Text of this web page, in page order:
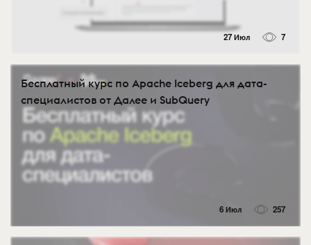
27 Июл 7
Бесплатный курс по Apache Iceberg для дата-
специалистов от Далее и SubQuery
6 Июл 257